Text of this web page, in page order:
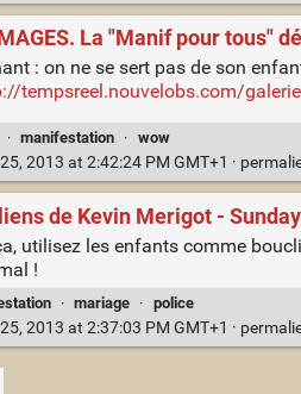
La "Manif pour tous"
: on ne se sert pas de son
tempsreel.nouvelobs.com/
· manifestation · wow
2013 at 2:42:24 PM GMT+1 ·
de Kevin Merigot -
utilisez les enfants comme
!
· mariage · police
2013 at 2:37:03 PM GMT+1 ·